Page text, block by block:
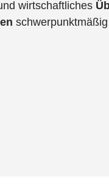
wirtschaftliches